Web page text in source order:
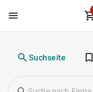
Zum Hauptinhalt
Suchseite